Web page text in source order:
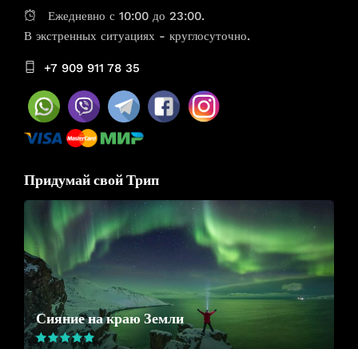
Ежедневно с 10:00 до 23:00.
В экстренных ситуациях - круглосуточно.
+7 909 911 78 35
Придумай свой Трип
Сияние на краю Земли